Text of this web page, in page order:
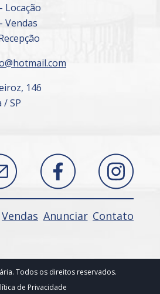
Locação
Vendas
146
SP
Vendas Anunciar Contato
Todos os direitos reservados.
de Privacidade